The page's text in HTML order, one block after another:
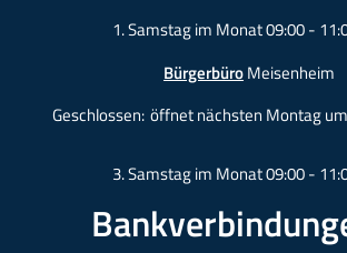
1. Samstag im Monat 09:00 -
BürgerbüroMeisenheim
Klicken, um weitere Öffnungs- oder
Geschlossen: öffnet nächsten Montag
3. Samstag im Monat 09:00 -